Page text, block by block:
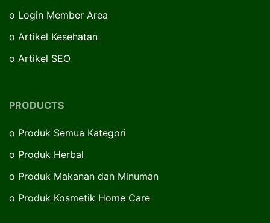
o Login Member Area
o Artikel Kesehatan
o Artikel SEO
PRODUCTS
o Produk Semua Kategori
o Produk Herbal
o Produk Makanan dan Minuman
o Produk Kosmetik Home Care